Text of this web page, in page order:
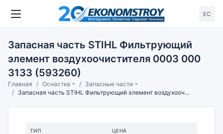
ЕС
Запасная часть STIHL Фильтрующий
элемент воздухоочистителя 0003 000
3133 (593260)
Главная Оснастка
Запасные части
Запасная часть STIHL Фильтрующий элемент воздухоочистителя 0003 000 3133 (593260)
ТИП ЦЕНА